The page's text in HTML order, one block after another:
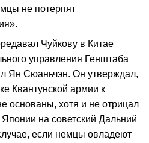
не потерпят
Чуйкову в Китае
управления Генштаба
Ян Сюаньчэн. Он утверждал,
Квантунской армии к
основаны, хотя и не отрицал
на советский Дальний
если немцы овладеют